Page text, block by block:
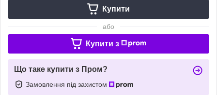
Купити
або
Купити з
Що таке купити з Пром?
Замовлення під захистом